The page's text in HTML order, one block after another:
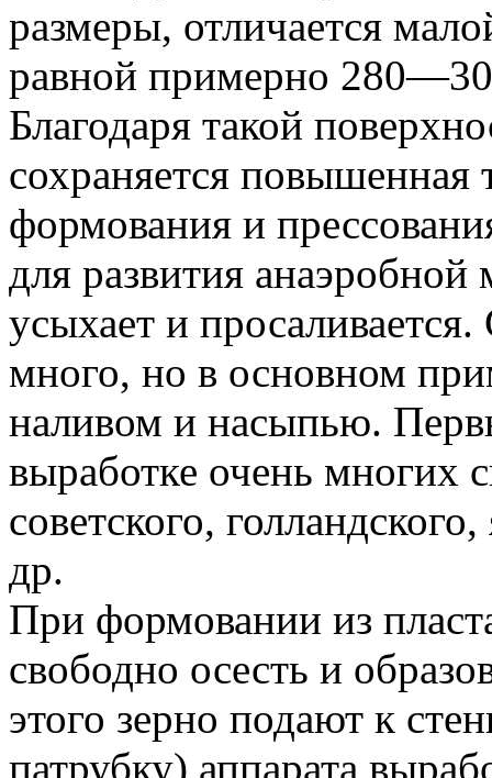
размеры, отличается
равной примерно
Благодаря такой
сохраняется повышенная
формования и
для развития
усыхает и
много, но в основном
наливом и насыпью.
выработке очень многих
советского,
др.
При формовании из
свободно осесть и
этого зерно подают к
патрубку) аппарата